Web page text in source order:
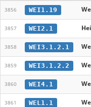
3856 WEI1.19
3857 WEI2.1
3858 WEI3.1.2.1
3859 WEI3.1.2.2
3860 WEI4.1
3861 WEL1.1